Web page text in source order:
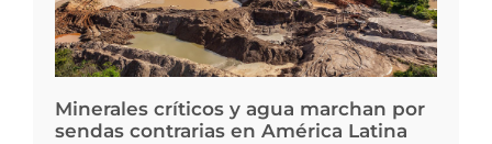
Minerales críticos y agua marchan por
sendas contrarias en América Latina